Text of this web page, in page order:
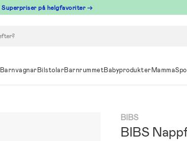
Superpriser på helgfavoriter →
BarnvagnarBilstolarBarnrummetBabyprodukterMamma
BIBS
BIBS